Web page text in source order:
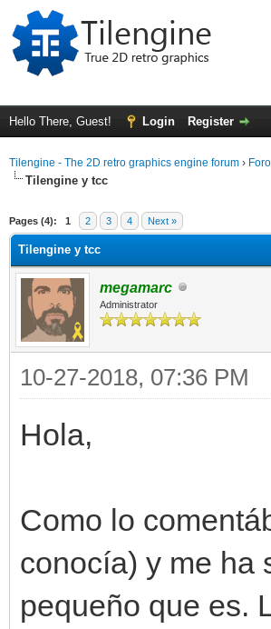
Hello There, Guest! Login Register
Tilengine - The 2D retro graphics engine forum ›
Tilengine y tcc
Pages (4): 1 2 3 4 Next »
Tilengine y tcc
megamarc
Administrator
10-27-2018, 07:36 PM
Hola,
Como lo
conocía) y me ha
pequeño que es.